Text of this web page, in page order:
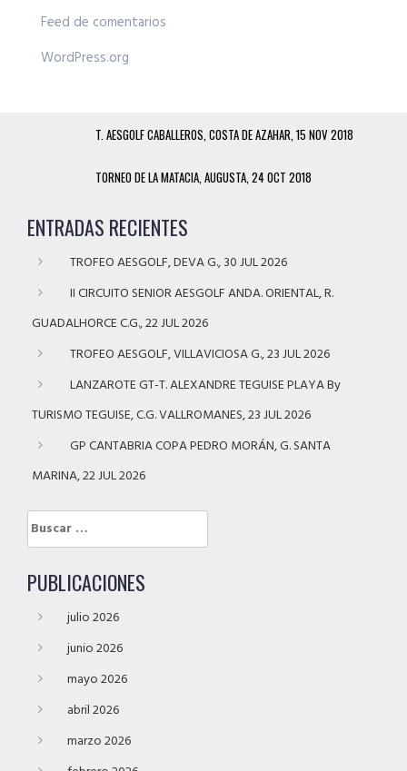
Feed de comentarios
WordPress.org
T. AESGOLF CABALLEROS, COSTA DE AZAHAR, 15 NOV 2018
TORNEO DE LA MATACIA, AUGUSTA, 24 OCT 2018
ENTRADAS RECIENTES
TROFEO AESGOLF, DEVA G., 30 JUL 2026
II CIRCUITO SENIOR AESGOLF ANDA. ORIENTAL, R.
GUADALHORCE C.G., 22 JUL 2026
TROFEO AESGOLF, VILLAVICIOSA G., 23 JUL 2026
LANZAROTE GT-T. ALEXANDRE TEGUISE PLAYA By
TURISMO TEGUISE, C.G. VALLROMANES, 23 JUL 2026
GP CANTABRIA COPA PEDRO MORÁN, G. SANTA
MARINA, 22 JUL 2026
Buscar:
PUBLICACIONES
julio 2026
junio 2026
mayo 2026
abril 2026
marzo 2026